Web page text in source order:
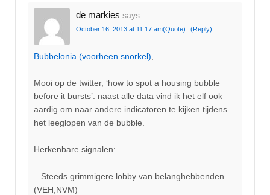
de markies says:
October 16, 2013 at 11:17 am(Quote) (Reply)
Bubbelonia (voorheen snorkel)
Mooi op de twitter, ‘how to spot a housing bubble
before it bursts’. naast alle data vind ik het elf ook
aardig om naar andere indicatoren te kijken tijdens
het leeglopen van de bubble.
Herkenbare signalen:
– Steeds grimmigere lobby van belanghebbenden
(VEH,NVM)